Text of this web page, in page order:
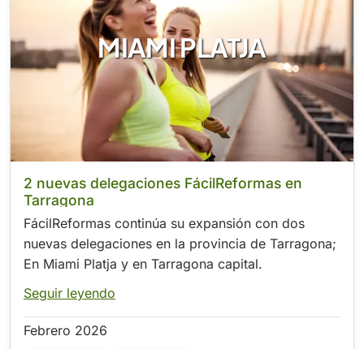
MIAMI PLATJA
2 nuevas delegaciones FácilReformas en
Tarragona
FácilReformas continúa su expansión con dos
nuevas delegaciones en la provincia de Tarragona;
En Miami Platja y en Tarragona capital.
Seguir leyendo
Febrero 2026